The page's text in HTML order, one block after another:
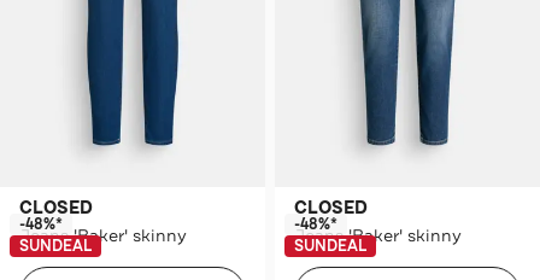
CLOSED
Jeans 'Baker' skinny
-48%*
SUNDEAL
CLOSED
Jeans 'Baker' skinny
-48%*
SUNDEAL